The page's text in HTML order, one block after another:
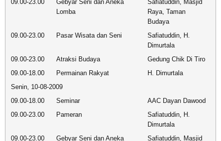
09.00-23.00
Gebyar Seni dan Aneka
Lomba
Safiatuddin, Masjid
Raya, Taman
Budaya
09.00-23.00
Pasar Wisata dan Seni
Safiatuddin, H.
Dimurtala
09.00-23.00
Atraksi Budaya
Gedung Chik Di Tiro
09.00-18.00
Permainan Rakyat
H. Dimurtala
Senin, 10-08-2009
09.00-18.00
Seminar
AAC Dayan Dawood
09.00-23.00
Pameran
Safiatuddin, H.
Dimurtala
09.00-23.00
Gebyar Seni dan Aneka
Safiatuddin, Masjid